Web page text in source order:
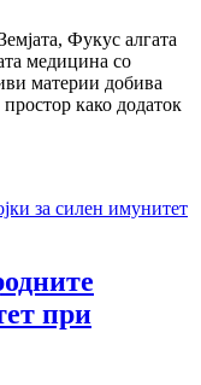
Фукус алгата
медицина со
материи добива
како додаток
при